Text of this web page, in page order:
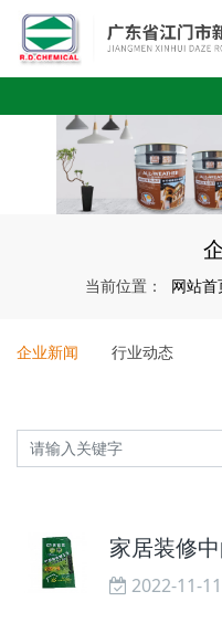
当前位置： 网站首
企业新闻 行业动态
家居装修
2022-11-11